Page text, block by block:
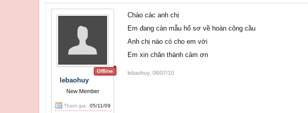
Offline
lebaohuy
New Member
Tham gia: 05/11/09
Chào các anh chị
Em đang càn mẫu hố sơ về hoàn công cầu
Anh chị nào có cho em với
Em xin chân thành cảm ơn
lebaohuy, 08/07/10